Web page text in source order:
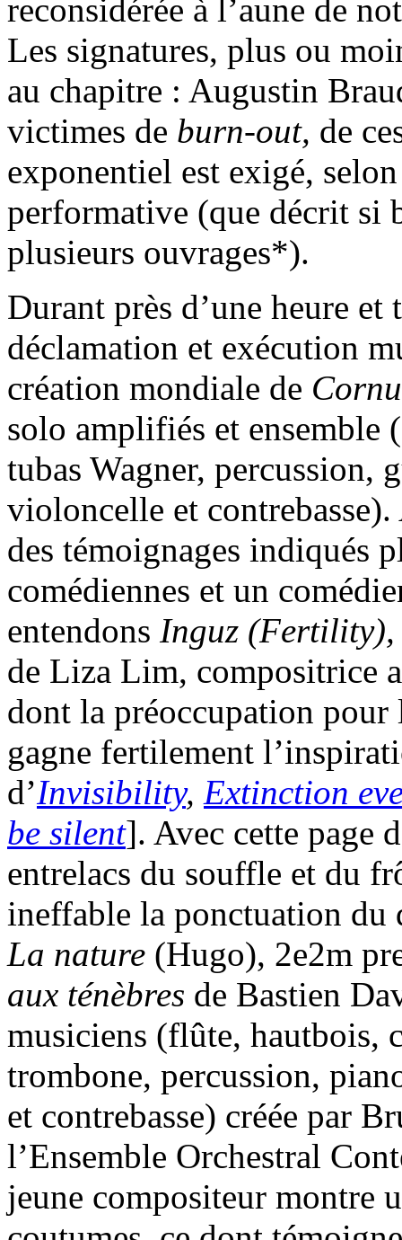
reconsidérée à l’aune de
Les signatures, plus ou
au chapitre : Augustin
victimes de burn-out, de
exponentiel est exigé,
performative (que décrit si
plusieurs ouvrages*).
Durant près d’une heure
déclamation et exécution
création mondiale de
solo amplifiés et ensemble
tubas Wagner, percussion,
violoncelle et
des témoignages indiqués
comédiennes et un
entendons Inguz
de Liza Lim, compositrice
dont la préoccupation pour
gagne fertilement
d’Invisibility, Extinction
be silent]. Avec cette page
entrelacs du souffle et du
ineffable la ponctuation
La nature (Hugo), 2e2m
aux ténèbres de Bastien
musiciens (flûte, hautbois,
trombone, percussion,
et contrebasse) créée par
l’Ensemble Orchestral
jeune compositeur montre